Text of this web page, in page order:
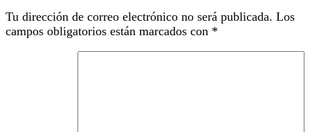
Tu dirección de correo electrónico no será publicada. Los
campos obligatorios están marcados con *